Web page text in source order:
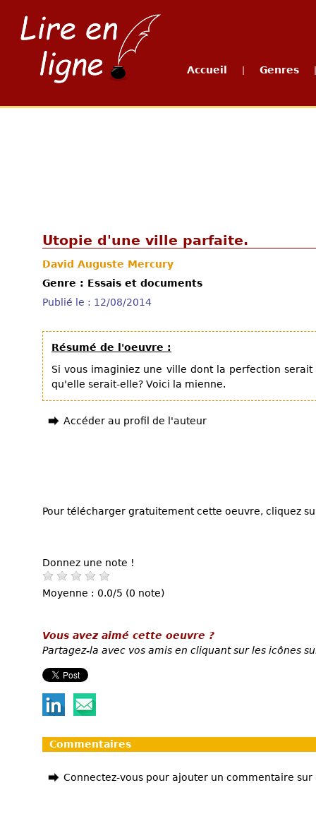
Accueil Genres
Utopie d'une ville parfaite.
David Auguste Mercury
Genre : Essais et documents
Publié le : 12/08/2014
Résumé de l'oeuvre :
Si vous imaginiez une ville dont la perfection
qu'elle serait-elle? Voici la mienne.
Accéder au profil de l'auteur
Pour télécharger gratuitement cette oeuvre, cliquez
Donnez une note !
Moyenne : 0.0/5 (0 note)
Vous avez aimé cette oeuvre ?
Partagez-la avec vos amis en cliquant sur les icônes
Commentaires
Connectez-vous pour ajouter un commentaire sur